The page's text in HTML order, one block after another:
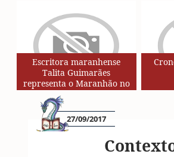
Escritora maranhense
Talita Guimarães
representa o Maranhão no
Circuito de Autores da Rede
SESC de Leituras
27/09/2017